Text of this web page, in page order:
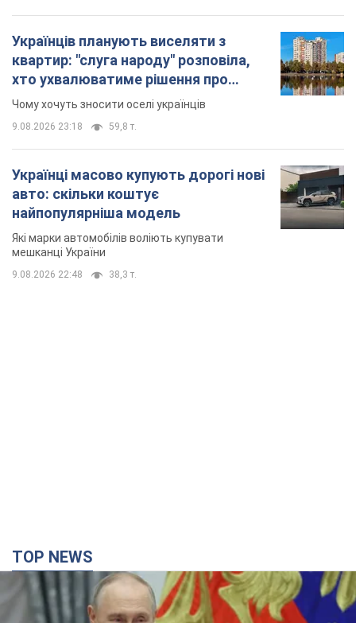
Українців планують виселяти з
квартир: "слуга народу" розповіла,
хто ухвалюватиме рішення про
знесення будинків
Чому хочуть зносити оселі українців
9.08.2026 23:18 59,8 т.
Українці масово купують дорогі нові
авто: скільки коштує
найпопулярніша модель
Які марки автомобілів воліють купувати
мешканці України
9.08.2026 22:48 38,3 т.
TOP NEWS